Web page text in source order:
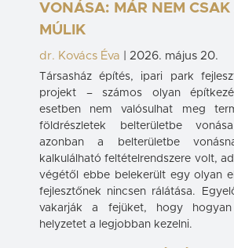
VONÁSA: MÁR NEM CSAK
MÚLIK
dr. Kovács Éva 2026. május 20.
Társasház építés, ipari park
projekt – számos olyan
esetben nem valósulhat meg
földrészletek belterületbe
azonban a belterületbe
kalkulálható feltételrendszere volt,
végétől ebbe belekerült egy olyan
fejlesztőnek nincsen rálátása.
vakarják a fejüket, hogy
helyzetet a legjobban kezelni.